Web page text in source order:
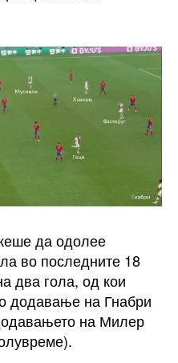
да одолее
во последните 18
два гола, од кои
додавање на Гнабри
на Милер